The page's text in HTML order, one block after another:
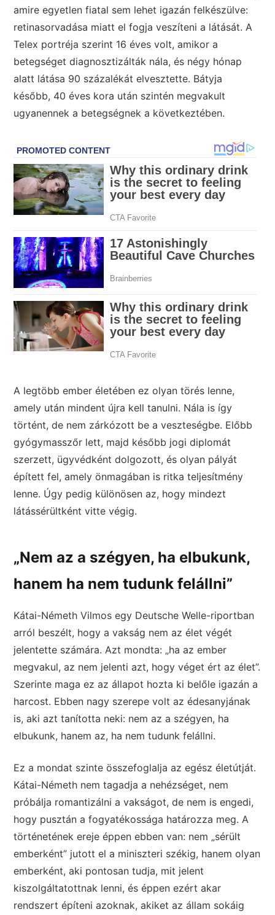
amire egyetlen fiatal sem lehet igazán felkészülve:
retinasorvadása miatt el fogja veszíteni a látását. A
Telex portréja szerint 16 éves volt, amikor a
betegséget diagnosztizálták nála, és négy hónap
alatt látása 90 százalékát elvesztette. Bátyja
később, 40 éves kora után szintén megvakult
ugyanennek a betegségnek a következtében.
A legtöbb ember életében ez olyan törés lenne,
amely után mindent újra kell tanulni. Nála is így
történt, de nem zárkózott be a veszteségbe. Előbb
gyógymasszőr lett, majd később jogi diplomát
szerzett, ügyvédként dolgozott, és olyan pályát
épített fel, amely önmagában is ritka teljesítmény
lenne. Úgy pedig különösen az, hogy mindezt
látássérültként vitte végig.
„Nem az a szégyen, ha elbukunk,
hanem ha nem tudunk felállni”
Kátai-Németh Vilmos egy Deutsche Welle-riportban
arról beszélt, hogy a vakság nem az élet végét
jelentette számára. Azt mondta: „ha az ember
megvakul, az nem jelenti azt, hogy véget ért az élet”.
Szerinte maga ez az állapot hozta ki belőle igazán a
harcost. Ebben nagy szerepe volt az édesanyjának
is, aki azt tanította neki: nem az a szégyen, ha
elbukunk, hanem az, ha nem tudunk felállni.
Ez a mondat szinte összefoglalja az egész életútját.
Kátai-Németh nem tagadja a nehézséget, nem
próbálja romantizálni a vakságot, de nem is engedi,
hogy pusztán a fogyatékossága határozza meg. A
történetének ereje éppen ebben van: nem „sérült
emberként” jutott el a miniszteri székig, hanem olyan
emberként, aki pontosan tudja, mit jelent
kiszolgáltatottnak lenni, és éppen ezért akar
rendszert építeni azoknak, akiket az állam sokáig